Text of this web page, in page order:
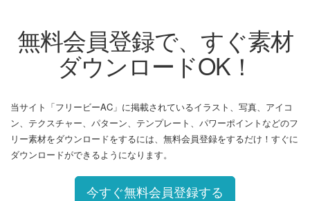
無料会員登録で、すぐ素材
ダウンロードOK！
当サイト「フリービーAC」に掲載されているイラスト、写真、アイコ
ン、テクスチャー、パターン、テンプレート、パワーポイントなどのフ
リー素材をダウンロードをするには、無料会員登録をするだけ！すぐに
ダウンロードができるようになります。
今すぐ無料会員登録する